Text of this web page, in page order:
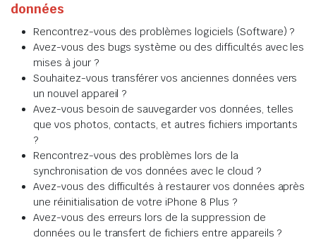
données
Rencontrez-vous des problèmes logiciels (Software) ?
Avez-vous des bugs système ou des difficultés avec les
mises à jour ?
Souhaitez-vous transférer vos anciennes données vers
un nouvel appareil ?
Avez-vous besoin de sauvegarder vos données, telles
que vos photos, contacts, et autres fichiers importants
?
Rencontrez-vous des problèmes lors de la
synchronisation de vos données avec le cloud ?
Avez-vous des difficultés à restaurer vos données après
une réinitialisation de votre iPhone 8 Plus ?
Avez-vous des erreurs lors de la suppression de
données ou le transfert de fichiers entre appareils ?